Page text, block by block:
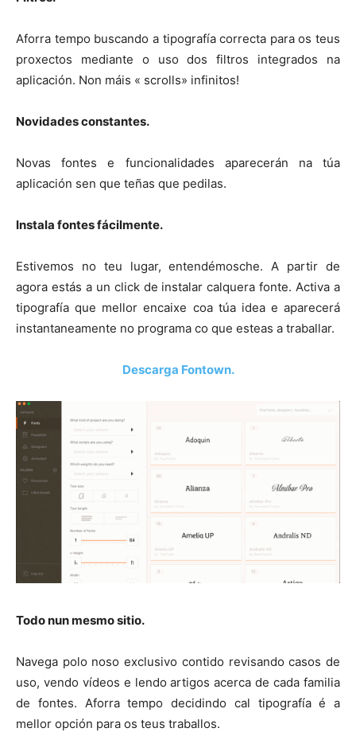
Aforra tempo buscando a tipografía correcta para os teus
proxectos mediante o uso dos filtros integrados na
aplicación. Non máis « scrolls» infinitos!
Novidades constantes.
Novas fontes e funcionalidades aparecerán na túa
aplicación sen que teñas que pedilas.
Instala fontes fácilmente.
Estivemos no teu lugar, entendémosche. A partir de
agora estás a un click de instalar calquera fonte. Activa a
tipografía que mellor encaixe coa túa idea e aparecerá
instantaneamente no programa co que esteas a traballar.
Descarga Fontown.
Todo nun mesmo sitio.
Navega polo noso exclusivo contido revisando casos de
uso, vendo vídeos e lendo artigos acerca de cada familia
de fontes. Aforra tempo decidindo cal tipografía é a
mellor opción para os teus traballos.